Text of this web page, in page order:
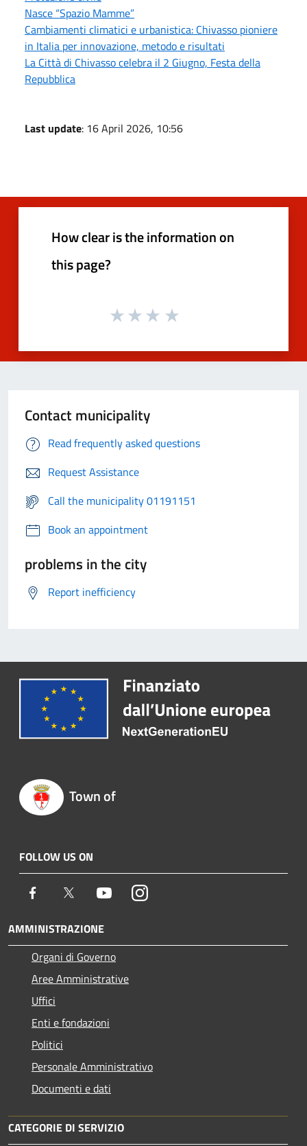
Nasce “Spazio Mamme”
Cambiamenti climatici e urbanistica: Chivasso pioniere
in Italia per innovazione, metodo e risultati
La Città di Chivasso celebra il 2 Giugno, Festa della
Repubblica
Last update: 16 April 2026, 10:56
How clear is the information on
this page?
Contact municipality
Read frequently asked questions
Request Assistance
Call the municipality 01191151
Book an appointment
problems in the city
Report inefficiency
Town of
FOLLOW US ON
Facebook Twitter YoutubeInstagram
AMMINISTRAZIONE
Organi di Governo
Aree Amministrative
Uffici
Enti e fondazioni
Politici
Personale Amministrativo
Documenti e dati
CATEGORIE DI SERVIZIO